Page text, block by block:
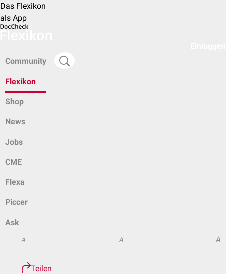
Das Flexikon
als App
Community
Flexikon
Shop
News
Jobs
CME
Flexa
Piccer
Ask
A A A
Teilen